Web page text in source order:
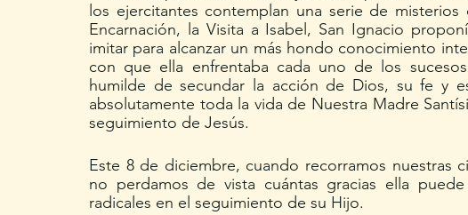
los ejercitantes contemplan una serie de
Encarnación, la Visita a Isabel, San Ignacio
imitar para alcanzar un más hondo conocimiento
con que ella enfrentaba cada uno de los
humilde de secundar la acción de Dios, su fe y
absolutamente toda la vida de Nuestra Madre
seguimiento de Jesús.
Este 8 de diciembre, cuando recorramos nuestras
no perdamos de vista cuántas gracias ella
radicales en el seguimiento de su Hijo.